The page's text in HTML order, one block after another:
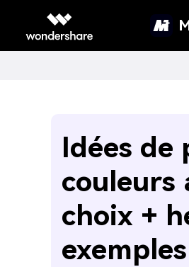
Idées de
couleurs
choix +